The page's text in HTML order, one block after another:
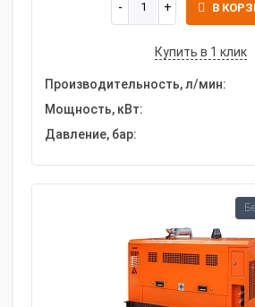
В
Купить в 1 клик
Производительность, л/мин:
Мощность, кВт:
Давление, бар: